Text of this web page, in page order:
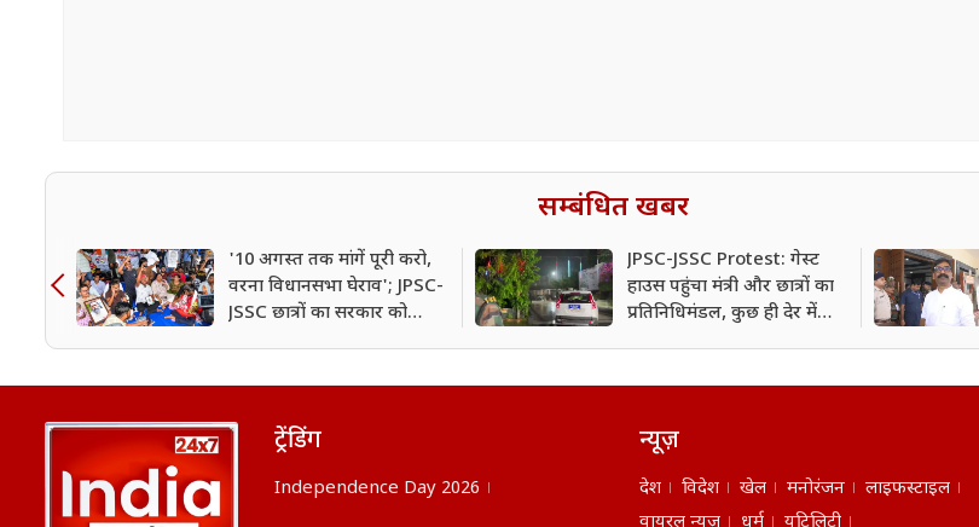
सम्बंधित खबर
'10 अगस्त तक मांगें पूरी करो,
वरना विधानसभा घेराव'; JPSC-
JSSC छात्रों का सरकार को
JPSC-JSSC Protest: गेस्ट
हाउस पहुंचा मंत्री और छात्रों का
प्रतिनिधिमंडल, कुछ ही देर में
ट्रेंडिंग
Independence Day 2026
न्यूज़
देश विदेश खेल मनोरंजन
लाइफस्टाइल